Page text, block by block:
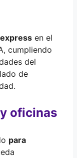
en el
cumpliendo
del
de
oficinas
para